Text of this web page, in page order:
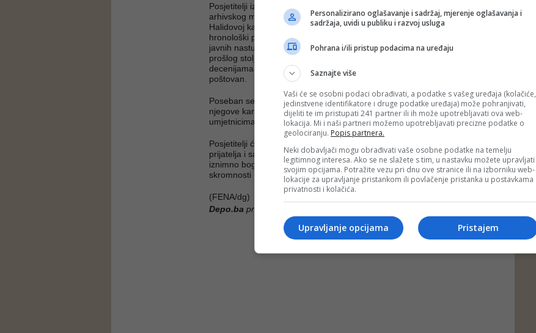
Posjetitelji izložbe će imati priliku pored brojne foto-dokumentacije i
arhivskog materijala koji je prezentiran, pročitati i njene autorske tekstove o
Halidovoj karijeri i njegovim bliskim saradnicima. Biće to prilika svakome da
hronološki prođe kroz život i stvaralaštvo Halida Bešlića – od njegovih prvih
javnih nastupa, preko kultnih albuma osamdesetih i devedesetih godina
prošlog stoljeća, pa sve do savremenog perioda, u kojem je uprkos
decenijama muzičkog stvaralaštva iza sebe, ostao jednako voljen i
poštovan.
Poseban segment izložbe posvećen je najprepoznatljivijim trenucima
njegove karijere, legendarnim koncertima, kao i saradnjom sa muzičkim
umjetnicima iz cijelog regiona.
Posjetitelji će također imati priliku da pročitaju svjedočanstva kolega,
prijatelja i saradnika Halida Bešlića, izjave i osvrte koji govore o njegovoj
iznimno bogatoj karijeri, umjetničkom putu, ali prije svega o njegovoj toplini,
skromnosti i velikom srcu.
(FENA/dg)
Depo.ba pratite putem društvenih mreža
Personalizirano oglašavanje i sadržaj, mjerenje oglašavanja i
sadržaja, uvidi u publiku i razvoj usluga
Pohrana i/ili pristup podacima na uređaju
Saznajte više
Vaši će se osobni podaci obrađivati, a podatke s vašeg uređaja (kolačiće,
jedinstvene identifikatore i druge podatke uređaja) može pohranjivati,
dijeliti te im pristupati 241 partner ili ih može upotrebljavati ova web-
lokacija. Mi i naši partneri možemo upotrebljavati precizne podatke o
geolociranju. Popis partnera.
Neki dobavljači mogu obrađivati vaše osobne podatke na temelju
legitimnog interesa. Ako se ne slažete s tim, u nastavku možete upravljati
svojim opcijama. Potražite vezu pri dnu ove stranice ili na izborniku web-
lokacije za upravljanje pristankom ili povlačenje pristanka u postavkama
privatnosti i kolačića.
Pristajem
Upravljanje opcijama